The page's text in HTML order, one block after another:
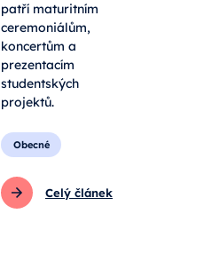
patří maturitním
ceremoniálům,
koncertům a
prezentacím
studentských
projektů.
Obecné
Celý článek